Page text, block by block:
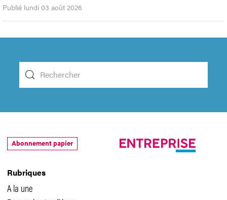
Publié lundi 03 août 2026
Rubriques
A la une
Abonnement papier